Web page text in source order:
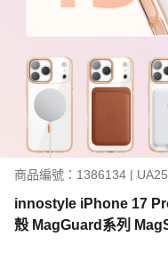
商品編號：1386134 |
innostyle iPhone 17
殼 MagGuard系列